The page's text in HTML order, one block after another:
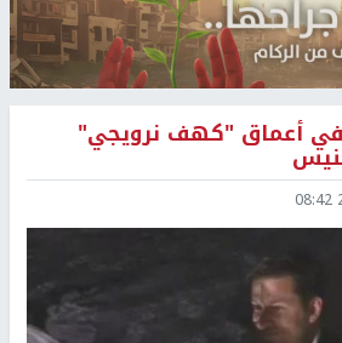
أعماق "كهف نرويجي"